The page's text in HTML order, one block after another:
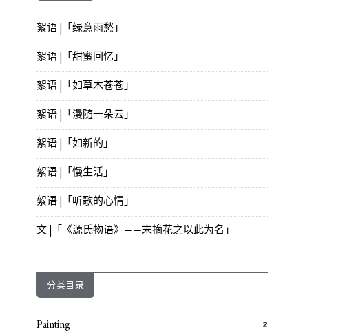
絮语 |「绿意雨愁」
絮语 |「甜蜜回忆」
絮语 |「如草木苍苍」
絮语 |「漫随一朵云」
絮语 |「如新的」
絮语 |「慢生活」
絮语 |「听歌的心情」
文 |「《源氏物语》——末摘花之以此为名」
分类目录
Painting 2